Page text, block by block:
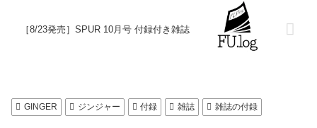
［8/23発売］SPUR 10月号 付録付き雑誌
GINGER ジンジャー 付録 雑誌 雑誌の付録